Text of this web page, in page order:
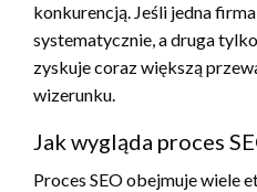
konkurencją. Jeśli jedna
systematycznie, a druga
zyskuje coraz większą
wizerunku.
Jak wygląda proces
Proces SEO obejmuje wiele